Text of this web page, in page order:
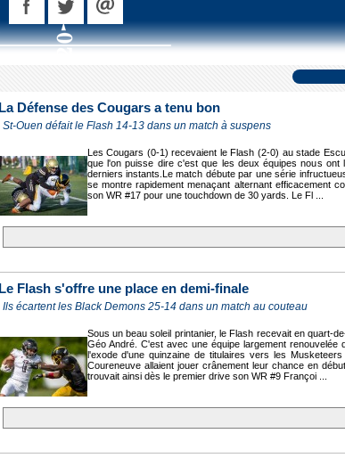
La Défense des Cougars a tenu bon
St-Ouen défait le Flash 14-13 dans un match à suspens
Les Cougars (0-1) recevaient le Flash (2-0) au stade
que l'on puisse dire c'est que les deux équipes nous
derniers instants.Le match débute par une série
se montre rapidement menaçant alternant efficacement
son WR #17 pour une touchdown de 30 yards. Le Fl ...
Le Flash s'offre une place en demi-finale
Ils écartent les Black Demons 25-14 dans un match au couteau
Sous un beau soleil printanier, le Flash recevait en quart-
Géo André. C'est avec une équipe largement
l'exode d'une quinzaine de titulaires vers les
Coureneuve allaient jouer crânement leur chance en
trouvait ainsi dès le premier drive son WR #9 Françoi ...